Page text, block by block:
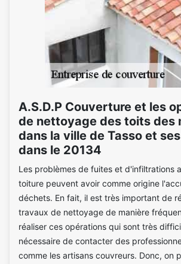
A.S.D.P Couverture et les
de nettoyage des toits des
dans la ville de Tasso et
dans le 20134
Les problèmes de fuites et d'infiltrations
toiture peuvent avoir comme origine
déchets. En fait, il est très important de
travaux de nettoyage de manière
réaliser ces opérations qui sont très
nécessaire de contacter des
comme les artisans couvreurs. Donc, on